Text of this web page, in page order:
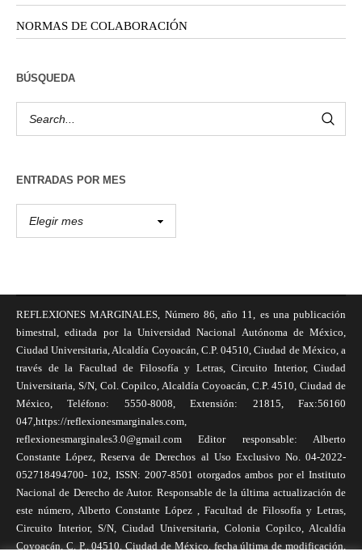
NORMAS DE COLABORACIÓN
BÚSQUEDA
ENTRADAS POR MES
REFLEXIONES MARGINALES, Número 86, año 11, es una publicación
bimestral, editada por la Universidad Nacional Autónoma de México,
Ciudad Universitaria, Alcaldía Coyoacán, C.P. 04510, Ciudad de México, a
través de la Facultad de Filosofía y Letras, Circuito Interior, Ciudad
Universitaria, S/N, Col. Copilco, Alcaldía Coyoacán, C.P. 4510, Ciudad de
México, Teléfono: 5550-8008, Extensión: 21815, Fax:56160
047,https://reflexionesmarginales.com,
reflexionesmarginales3.0@gmail.com Editor responsable: Alberto
Constante López, Reserva de Derechos al Uso Exclusivo No. 04-2022-
052718494700- 102, ISSN: 2007-8501 otorgados ambos por el Instituto
Nacional de Derecho de Autor. Responsable de la última actualización de
este número, Alberto Constante López , Facultad de Filosofía y Letras,
Circuito Interior, S/N, Ciudad Universitaria, Colonia Copilco, Alcaldía
Coyoacán, C. P., 04510, Ciudad de México, fecha última de modificación,